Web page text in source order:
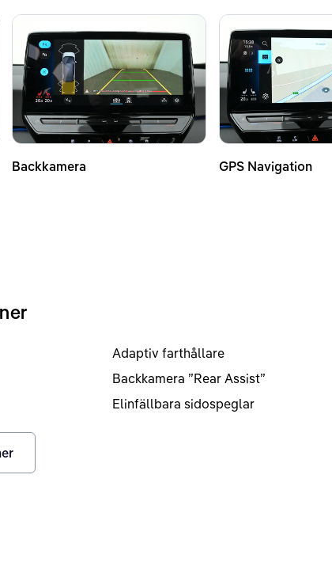
Backkamera GPS Navigation
Adaptiv farthållare
Backkamera ”Rear Assist”
Elinfällbara sidospeglar